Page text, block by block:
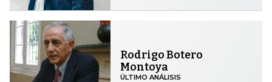
Rodrigo Botero
Montoya
ÚLTIMO ANÁLISIS